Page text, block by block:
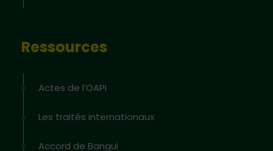
Ressources
Actes de l’OAPI
Les traités internationaux
Accord de Bangui